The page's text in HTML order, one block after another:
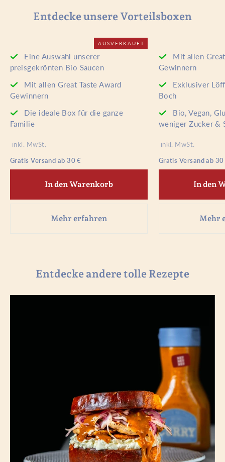
Entdecke unsere Vorteilsboxen
AUSVERKAUFT
Eine Auswahl unserer
preisgekrönten Bio Saucen
Mit allen Great Taste Award
Gewinnern
Die ideale Box für die ganze
Familie
inkl. MwSt.
Gratis Versand ab 30 €
In den Warenkorb
Mehr erfahren
Mit allen
Gewinnern
Exklusiver
Boch
Bio, Vegan,
weniger Zucker &
inkl. MwSt.
Gratis Versand ab
In den
Mehr
Entdecke andere tolle Rezepte